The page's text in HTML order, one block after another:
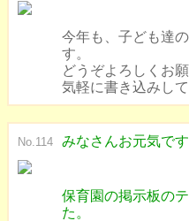
今年も、子ども達
す。
どうぞよろしくお
気軽に書き込みして
No.114 みなさんお元気です
保育園の掲示板の
た。